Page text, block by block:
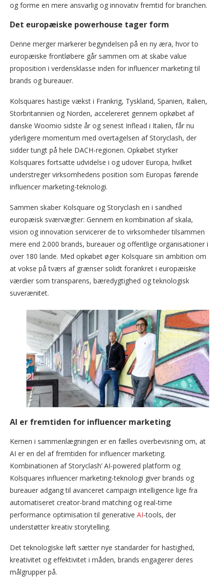
og forme en mere ansvarlig og innovativ fremtid for branchen.
Det europæiske powerhouse tager form
Denne merger markerer begyndelsen på en ny æra, hvor to
europæiske frontløbere går sammen om at skabe value
proposition i verdensklasse inden for influencer marketing til
brands og bureauer.
Kolsquares hastige vækst i Frankrig, Tyskland, Spanien, Italien,
Storbritannien og Norden, accelereret gennem opkøbet af
danske Woomio sidste år og senest Inflead i Italien, får nu
yderligere momentum med overtagelsen af Storyclash, der
sidder tungt på hele DACH-regionen. Opkøbet styrker
Kolsquares fortsatte udvidelse i og udover Europa, hvilket
understreger virksomhedens position som Europas førende
influencer marketing-teknologi.
Sammen skaber Kolsquare og Storyclash en i sandhed
europæisk sværvægter: Gennem en kombination af skala,
vision og innovation servicerer de to virksomheder tilsammen
mere end 2.000 brands, bureauer og offentlige organisationer i
over 180 lande. Med opkøbet øger Kolsquare sin ambition om
at vokse på tværs af grænser solidt forankret i europæiske
værdier som transparens, bæredygtighed og teknologisk
suverænitet.
AI er fremtiden for influencer marketing
Kernen i sammenlægningen er en fælles overbevisning om, at
AI er en del af fremtiden for influencer marketing.
Kombinationen af Storyclash’ AI-powered platform og
Kolsquares influencer marketing-teknologi giver brands og
bureauer adgang til avanceret campaign intelligence lige fra
automatiseret creator-brand matching og real-time
performance optimisation til generative AI-tools, der
understøtter kreativ storytelling.
Det teknologiske løft sætter nye standarder for hastighed,
kreativitet og effektivitet i måden, brands engagerer deres
målgrupper på.